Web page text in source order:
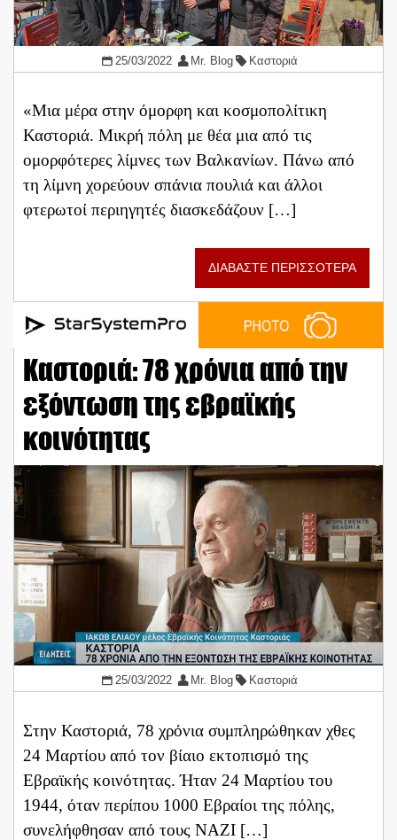
25/03/2022 Mr. Blog Καστοριά
«Μια μέρα στην όμορφη και κοσμοπολίτικη
Καστοριά. Μικρή πόλη με θέα μια από τις
ομορφότερες λίμνες των Βαλκανίων. Πάνω από
τη λίμνη χορεύουν σπάνια πουλιά και άλλοι
φτερωτοί περιηγητές διασκεδάζουν […]
ΔΙΑΒΑΣΤΕ ΠΕΡΙΣΣΟΤΕΡΑ
Καστοριά: 78 χρόνια από την
εξόντωση της εβραϊκής
κοινότητας
25/03/2022 Mr. Blog Καστοριά
Στην Καστοριά, 78 χρόνια συμπληρώθηκαν χθες
24 Μαρτίου από τον βίαιο εκτοπισμό της
Εβραϊκής κοινότητας. Ήταν 24 Μαρτίου του
1944, όταν περίπου 1000 Εβραίοι της πόλης,
συνελήφθησαν από τους ΝΑΖΙ […]